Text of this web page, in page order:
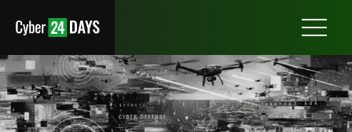
Otwórz
ANNE-SOPHIE DHIVER
ZASTĘPCA DYREKTORA VIGINUM, FRANCJA